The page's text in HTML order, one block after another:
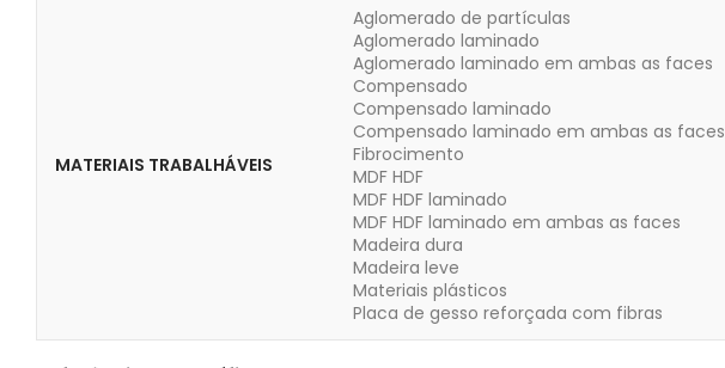
MATERIAIS TRABALHÁVEIS
Aglomerado de partículas
Aglomerado laminado
Aglomerado laminado em ambas as faces
Compensado
Compensado laminado
Compensado laminado em ambas as faces
Fibrocimento
MDF HDF
MDF HDF laminado
MDF HDF laminado em ambas as faces
Madeira dura
Madeira leve
Materiais plásticos
Placa de gesso reforçada com fibras